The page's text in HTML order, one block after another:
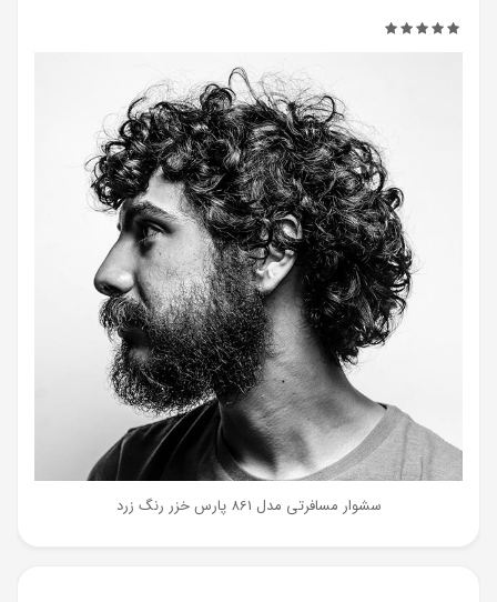
سشوار مسافرتی مدل 861 پارس خزر رنگ زرد